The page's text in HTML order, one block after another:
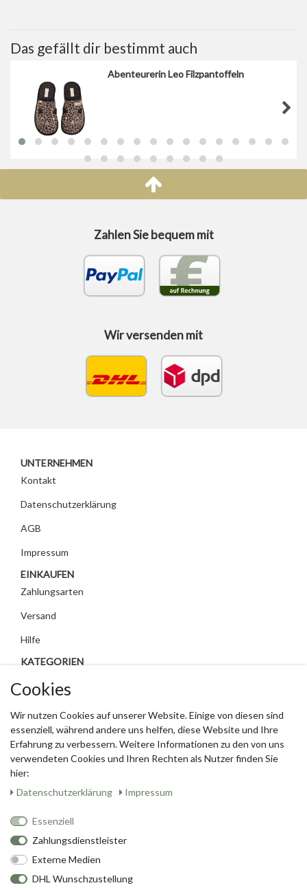
Das gefällt dir bestimmt auch
Abenteurerin Leo Filzpantoffeln
Cookies
Wir nutzen Cookies auf unserer Website. Einige von diesen sind
essenziell, während andere uns helfen, diese Website und Ihre
Erfahrung zu verbessern. Weitere Informationen zu den von uns
verwendeten Cookies und Ihren Rechten als Nutzer finden Sie
hier:
Daten­schutz­erklärung
Impressum
Essenziell
Zahlungsdienstleister
Externe Medien
DHL Wunschzustellung
Zahlen Sie bequem mit
Wir versenden mit
UNTERNEHMEN
Kontakt
Datenschutzerklärung
AGB
Impressum
EINKAUFEN
Zahlungsarten
Versand
Hilfe
KATEGORIEN
Facebook
Pinterest
Cookies
Wir nutzen Cookies auf unserer Website. Einige von diesen sind
essenziell, während andere uns helfen, diese Website und Ihre
Erfahrung zu verbessern. Weitere Informationen zu den von uns
verwendeten Cookies und Ihren Rechten als Nutzer finden Sie
hier:
Daten­schutz­erklärung
Impressum
Essenziell
Zahlungsdienstleister
Externe Medien
DHL Wunschzustellung